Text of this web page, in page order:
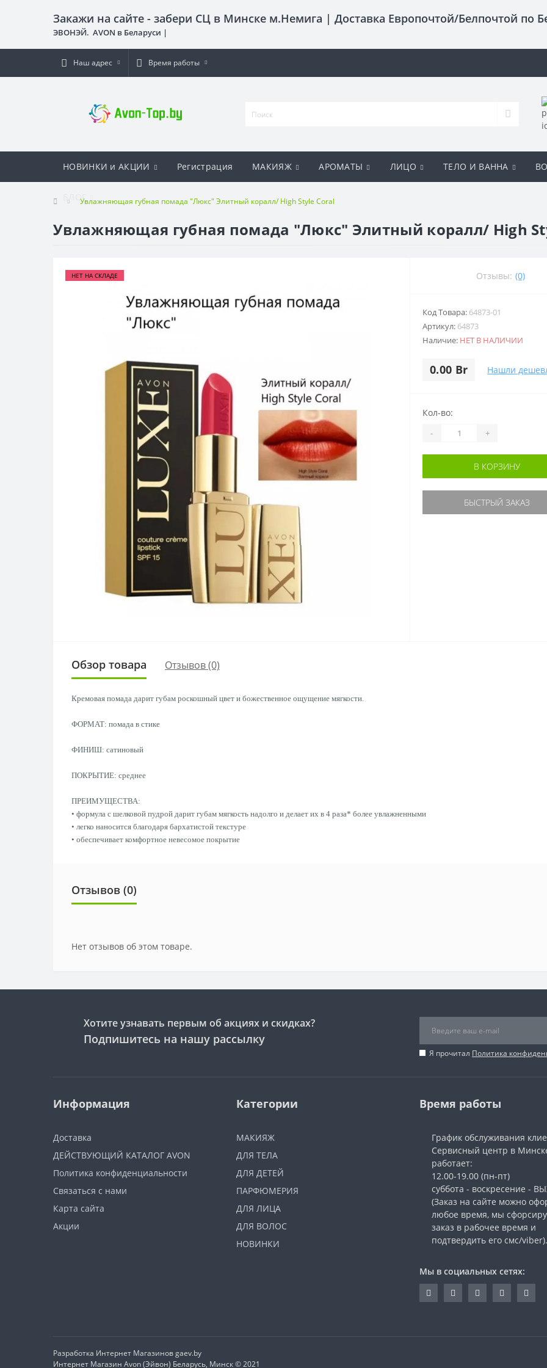
Закажи на сайте - забери СЦ в Минске м.Немига | Доставка Европочтой/Белпочтой по
ЭВОНЭЙ. AVON в Беларуси |
Наш адрес Время работы
НОВИНКИ и АКЦИИ Регистрация МАКИЯЖ АРОМАТЫ ЛИЦО ТЕЛО И ВАННА
БЛОГУвлажняющая губная помада "Люкс" Элитный коралл/ High Style Coral
Увлажняющая губная помада "Люкс" Элитный коралл/ High
НЕТ НА СКЛАДЕ Отзывы: (0)
Код Товара: 64873-01
Артикул: 64873
Наличие: НЕТ В НАЛИЧИИ
0.00 Br Нашли
Кол-во:
- +
В КОРЗИНУ
БЫСТРЫЙ ЗАКАЗ
Обзор товара Отзывов (0)
Кремовая помада дарит губам роскошный цвет и божественное ощущение мягкости.
ФОРМАТ: помада в стике
ФИНИШ: сатиновый
ПОКРЫТИЕ: среднее
ПРЕИМУЩЕСТВА:
• формула с шелковой пудрой дарит губам мягкость надолго и делает их в 4 раза* более увлажненными
• легко наносится благодаря бархатистой текстуре
• обеспечивает комфортное невесомое покрытие
Отзывов (0)
Нет отзывов об этом товаре.
Хотите узнавать первым об акциях и скидках?
Подпишитесь на нашу рассылку
Я прочитал Политика
Информация
Доставка
ДЕЙСТВУЮЩИЙ КАТАЛОГ AVON
Политика конфиденциальности
Связаться с нами
Карта сайта
Акции
Категории
МАКИЯЖ
ДЛЯ ТЕЛА
ДЛЯ ДЕТЕЙ
ПАРФЮМЕРИЯ
ДЛЯ ЛИЦА
ДЛЯ ВОЛОС
НОВИНКИ
Время работы
График обслуживания
Сервисный центр в
работает:
12.00-19.00 (пн-пт)
суббота - воскресение -
(Заказ на сайте можно
любое время, мы
заказ в рабочее время и
подтвердить его смс/viber).
Мы в социальных сетях:
Разработка Интернет Магазиновgaev.by
Интернет Магазин Avon (Эйвон) Беларусь, Минск © 2021